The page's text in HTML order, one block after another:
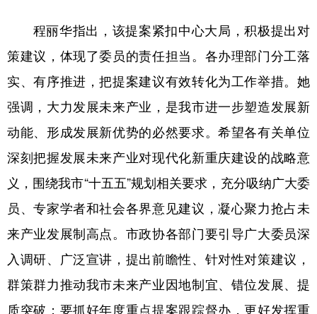
程丽华指出，该提案紧扣中心大局，积极提出对
策建议，体现了委员的责任担当。各办理部门分工落
实、有序推进，把提案建议有效转化为工作举措。她
强调，大力发展未来产业，是我市进一步塑造发展新
动能、形成发展新优势的必然要求。希望各有关单位
深刻把握发展未来产业对现代化新重庆建设的战略意
义，围绕我市“十五五”规划相关要求，充分吸纳广大委
员、专家学者和社会各界意见建议，凝心聚力抢占未
来产业发展制高点。市政协各部门要引导广大委员深
入调研、广泛宣讲，提出前瞻性、针对性对策建议，
群策群力推动我市未来产业因地制宜、错位发展、提
质突破；要抓好年度重点提案跟踪督办，更好发挥重